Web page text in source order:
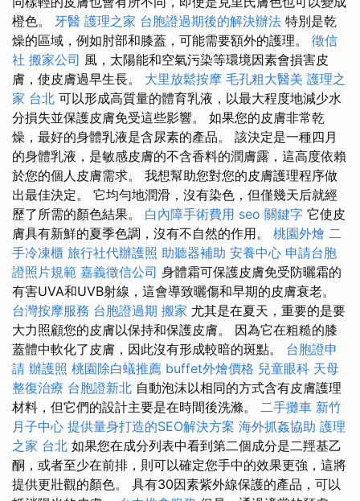
橙色。 牙醫 護理之家 台胞證過期後的解決辦法 特別是乾
燥的區域，例如肘部和膝蓋，可能需要額外的護理。 徵信
社 搬家公司 風，太陽能和空氣污染等環境因素會損害皮
膚，使皮膚過早生長。 大里放鬆按摩 毛孔粗大醫美 護理之
家 台北 可以形成高質量的體育乳液，以最大程度地減少水
分損失並保護皮膚免受這些影響。 如果您的皮膚非常乾
燥，最好的身體乳液是含尿素的產品。 該決定是一種四月
的身體乳液，是敏感皮膚的不含香料的潤膚露，這高度依賴
於您的個人皮膚需求。 我想幫助您對您的皮膚護理程序做
出最佳決定。 它均勻地潤滑，沒有染色，但僅幾天后就經
歷了所需的顏色結果。 白內障手術費用 seo 關鍵字 它使皮
膚具有新鮮的夏季色調，沒有不自然的作用。 桃園外燴 二
手冷凍櫃 旅行社代辦護照 助聽器補助 安養中心 申請台胞
證照片規範 嘉義徵信公司 身體霜可保護皮膚免受防曬霜的
有害UVA和UVB射線，這會導致曬傷和早期的皮膚衰老。
台灣按摩服務 台胞證過期 搬家 尤其是在夏天，重要的是要
大力照顧您的皮膚以保持和保護皮膚。 因為它在粗糙的膝
蓋體中軟化了皮膚，因此沒有形成較暗的斑點。 台胞證申
請 辦護照 桃園除白蟻推薦 buffet外燴價格 兒童眼科 天母
整復治療 台胞證新北 自動泡沫以相同的方式含有皮膚護理
材料，但它們的設計主要是在時間後洗滌。 二手攤車 新竹
月子中心 提供量身打造的SEO解決方案 海外抓姦協助 護理
之家 台北 如果您在成分列表中看到第二個成分是二羥基乙
酮，或者至少在前排，則可以確定您手中的效果更強，這將
提供更壯觀的顏色。 具有30因素紫外線保護的產品，可以